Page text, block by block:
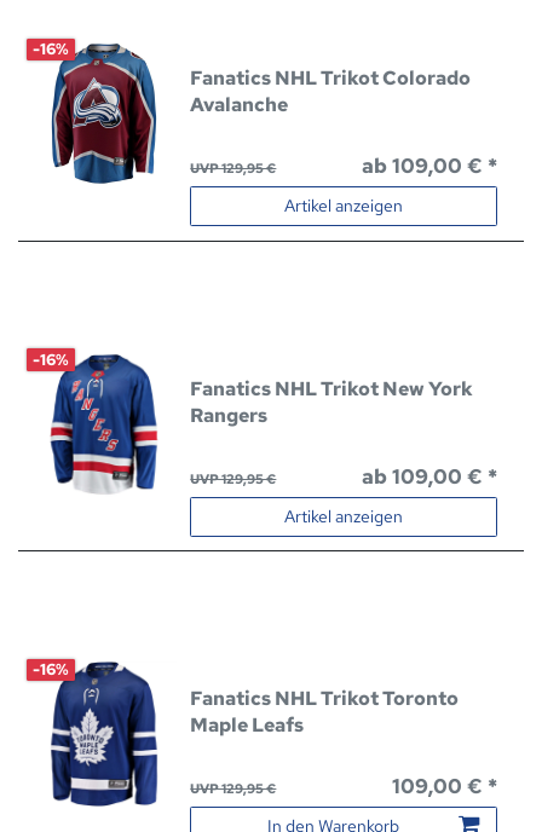
-16%
Fanatics NHL Trikot Colorado
Avalanche
UVP 129,95 € ab 109,00 € *
Artikel anzeigen
-16%
Fanatics NHL Trikot New York
Rangers
UVP 129,95 € ab 109,00 € *
Artikel anzeigen
-16%
Fanatics NHL Trikot Toronto
Maple Leafs
UVP 129,95 € 109,00 € *
In den Warenkorb